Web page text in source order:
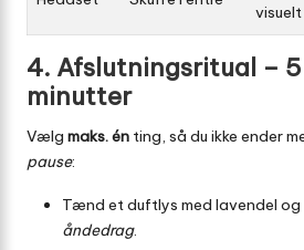
visuelt
4. Afslutningsritual –
minutter
Vælg maks. én ting, så du ikke ender
pause:
Tænd et duftlys med lavendel
åndedrag.